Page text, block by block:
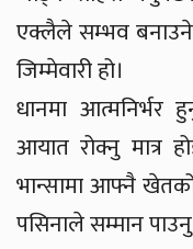
एक्लैले सम्भव बनाउने
जिम्मेवारी हो।
धानमा
आयात रोक्नु मात्र
भान्सामा आफ्नै
पसिनाले सम्मान पाउनु